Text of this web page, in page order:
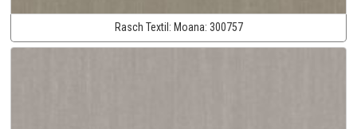
Rasch Textil: Moana: 300757